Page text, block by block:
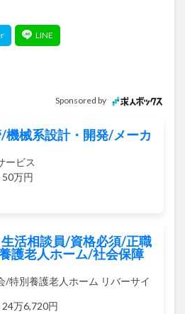
Sponsored by
機械系設計・開発/メーカ
ービス
万円
生活相談員/資格必須/正職
護老人ホーム/社会保障
/特別養護老人ホーム リバーサイ
万6,720円